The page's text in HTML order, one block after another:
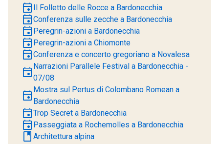
event Il Folletto delle Rocce a Bardonecchia
eventConferenza sulle zecche a Bardonecchia
event Peregrin-azioni a Bardonecchia
event Peregrin-azioni a Chiomonte
eventConferenza e concerto gregoriano a Novalesa
event Narrazioni Parallele Festival a Bardonecchia -
07/08
event Mostra sul Pertus di Colombano Romean a
Bardonecchia
eventTrop Secret a Bardonecchia
event Passeggiata a Rochemolles a Bardonecchia
book Architettura alpina